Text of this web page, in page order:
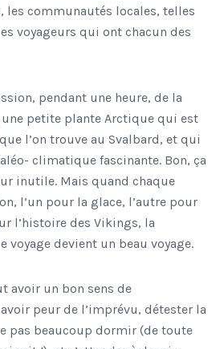
les communautés locales, telles
voyageurs qui ont chacun des
pendant une heure, de la
une petite plante Arctique qui est
l’on trouve au Svalbard, et qui
climatique fascinante. Bon, ça
inutile. Mais quand chaque
l’un pour la glace, l’autre pour
l’histoire des Vikings, la
voyage devient un beau voyage.
avoir un bon sens de
peur de l’imprévu, détester la
pas beaucoup dormir (de toute